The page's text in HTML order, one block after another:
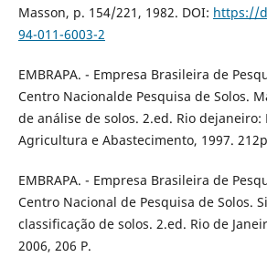
Masson, p. 154/221, 1982. DOI: https://
94-011-6003-2
EMBRAPA. - Empresa Brasileira de
Centro Nacionalde Pesquisa de Solos.
de análise de solos. 2.ed. Rio
Agricultura e Abastecimento, 1997.
EMBRAPA. - Empresa Brasileira de
Centro Nacional de Pesquisa de Solos.
classificação de solos. 2.ed. Rio de
2006, 206 P.